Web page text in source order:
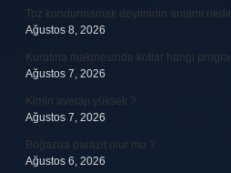
Toz kondurmamak deyiminin anlamı
Ağustos 8, 2026
Kurutma makinesinde kotlar hangi
Ağustos 7, 2026
Kimin averajı yüksek ?
Ağustos 7, 2026
Boğazda parazit olur mu ?
Ağustos 6, 2026